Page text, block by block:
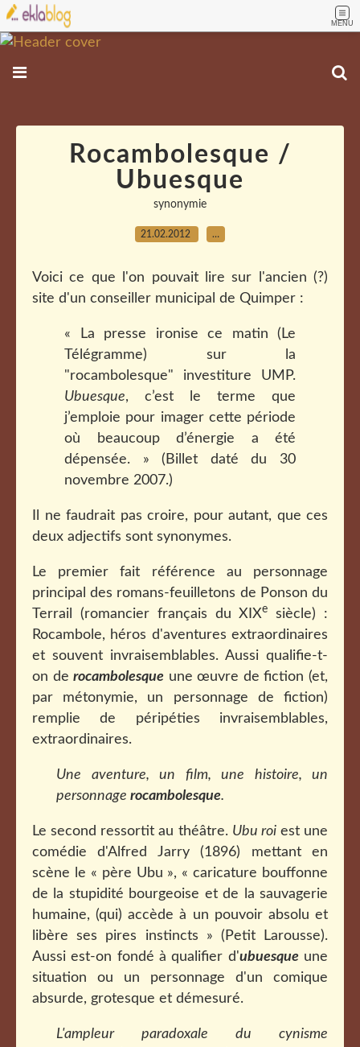
MENU
Rocambolesque /
Ubuesque
synonymie
21.02.2012 …
Voici ce que l'on pouvait lire sur l'ancien (?)
site d'un conseiller municipal de Quimper :
« La presse ironise ce matin (Le
Télégramme) sur la
"rocambolesque" investiture UMP.
Ubuesque, c’est le terme que
j’emploie pour imager cette période
où beaucoup d’énergie a été
dépensée. » (Billet daté du 30
novembre 2007.)
Il ne faudrait pas croire, pour autant, que ces
deux adjectifs sont synonymes.
Le premier fait référence au personnage
principal des romans-feuilletons de Ponson du
Terrail (romancier français du XIXe
siècle) :
Rocambole, héros d'aventures extraordinaires
et souvent invraisemblables. Aussi qualifie-t-
on derocambolesque une œuvre de fiction (et,
par métonymie, un personnage de fiction)
remplie de péripéties invraisemblables,
extraordinaires.
Une aventure, un film, une histoire, un
personnage rocambolesque.
Le second ressortit au théâtre. Ubu roiest une
comédie d'Alfred Jarry (1896) mettant en
scène le « père Ubu », « caricature bouffonne
de la stupidité bourgeoise et de la sauvagerie
humaine, (qui) accède à un pouvoir absolu et
libère ses pires instincts » (Petit Larousse).
Aussi est-on fondé à qualifier d'ubuesqueune
situation ou un personnage d'un comique
absurde, grotesque et démesuré.
L'ampleur paradoxale du cynisme